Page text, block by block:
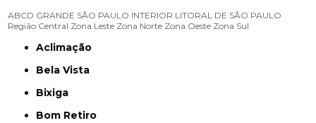
ABCD GRANDE SÃO PAULO INTERIOR LITORAL DE SÃO PAULO
Região Central Zona Leste Zona Norte Zona Oeste Zona Sul
Aclimação
Bela Vista
Bixiga
Bom Retiro